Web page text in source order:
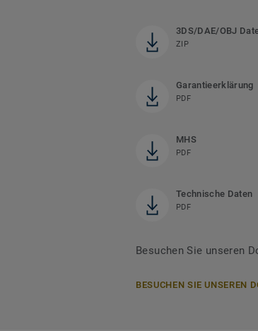
3DS/DAE/OBJ
ZIP
Garantieerklärung
PDF
MHS
PDF
Technische Daten
PDF
Besuchen Sie unseren
BESUCHEN SIE UNSEREN